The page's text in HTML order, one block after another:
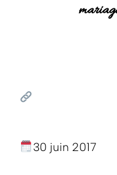
30 juin 2017